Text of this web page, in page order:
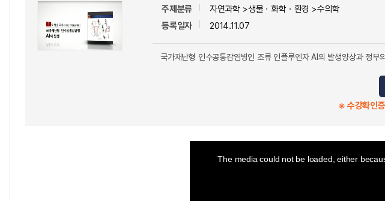
주제분류
자연과학 >생물ㆍ화학ㆍ환경 >수의학
등록일자
2014.11.07
국가재난형 인수공통감염병인 조류 인플루엔자 AI의 발생양상과 정
※ 수강확인
The media could not be loaded, either